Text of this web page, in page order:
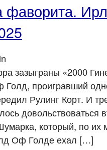
фаворита.
зазыграны «2000
проигравший
Рулинг Корт. И
довольствоваться
который, по их
Оф Голде ехал […]